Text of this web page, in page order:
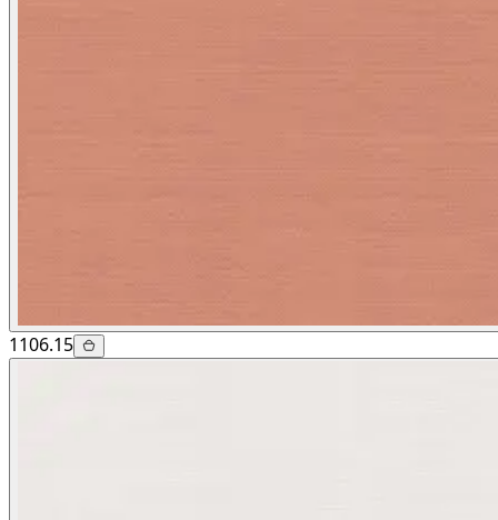
1106.15